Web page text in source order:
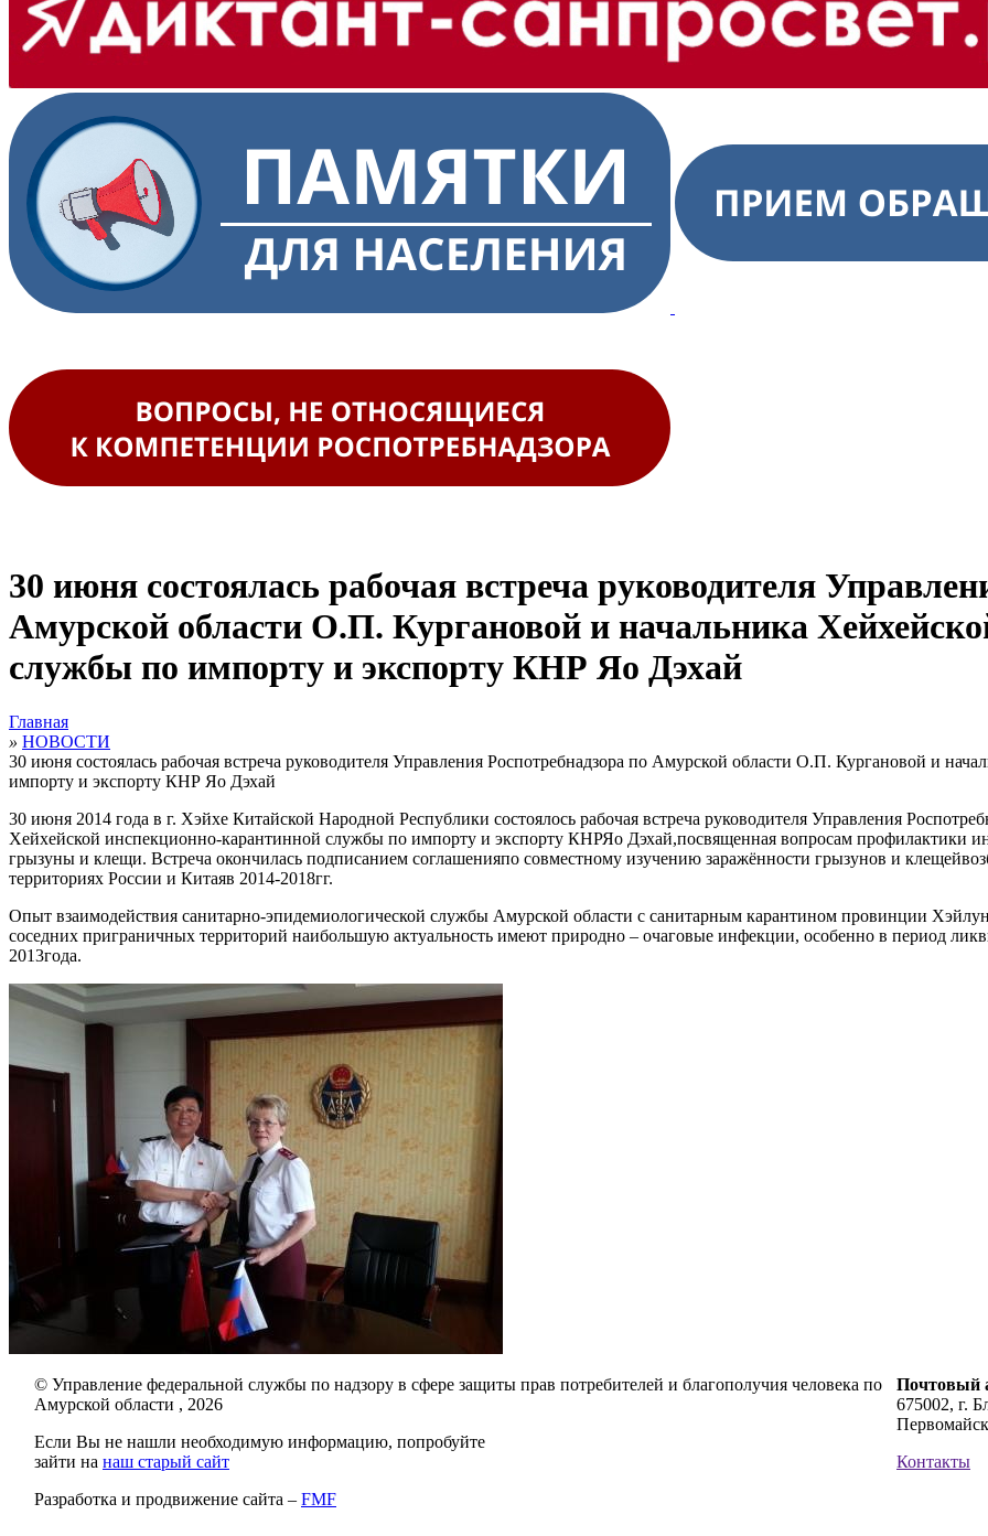
30 июня состоялась рабочая встреча руководителя
Амурской области О.П. Кургановой и начальника
службы по импорту и экспорту КНР Яо Дэхай
Главная
» НОВОСТИ
30 июня состоялась рабочая встреча руководителя Управления Роспотребнадзора по Амурской области О.П. Кургановой и
импорту и экспорту КНР Яо Дэхай
30 июня 2014 года в г. Хэйхе Китайской Народной Республики состоялось рабочая встреча руководителя Управления
Хейхейской инспекционно-карантинной службы по импорту и экспорту КНРЯо Дэхай,посвященная вопросам профилактики
грызуны и клещи. Встреча окончилась подписанием соглашенияпо совместному изучению заражённости грызунов и
территориях России и Китаяв 2014-2018гг.
Опыт взаимодействия санитарно-эпидемиологической службы Амурской области с санитарным карантином провинции
соседних приграничных территорий наибольшую актуальность имеют природно – очаговые инфекции, особенно в период
2013года.
© Управление федеральной службы по надзору в сфере защиты прав потребителей и благополучия человека по
Амурской области , 2026
Если Вы не нашли необходимую информацию, попробуйте
зайти на наш старый сайт
Разработка и продвижение сайта – FMF
Почтовый
675002, г.
Контакты